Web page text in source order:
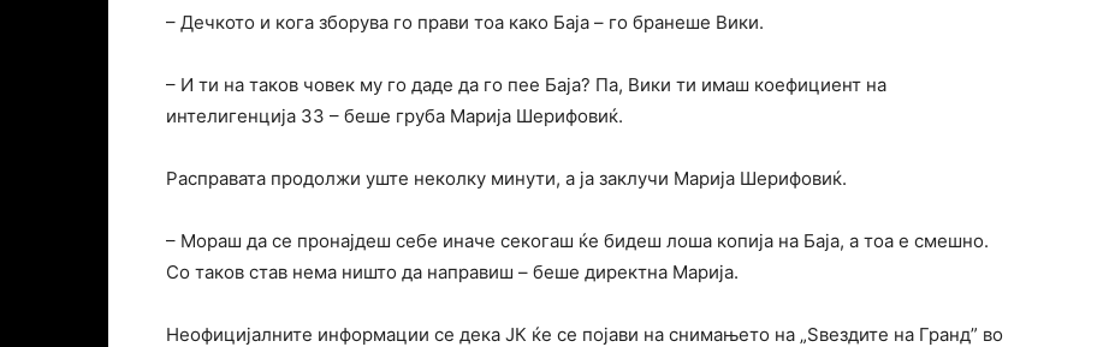
– Дечкото и кога зборува го прави тоа како Баја – го бранеше Вики.
– И ти на таков човек му го даде да го пее Баја? Па, Вики ти имаш коефициент на
интелигенција 33 – беше груба Марија Шерифовиќ.
Расправата продолжи уште неколку минути, а ја заклучи Марија Шерифовиќ.
– Мораш да се пронајдеш себе иначе секогаш ќе бидеш лоша копија на Баја, а тоа е смешно.
Со таков став нема ништо да направиш – беше директна Марија.
Неофицијалните информации се дека ЈК ќе се појави на снимањето на „Ѕвездите на Гранд” во